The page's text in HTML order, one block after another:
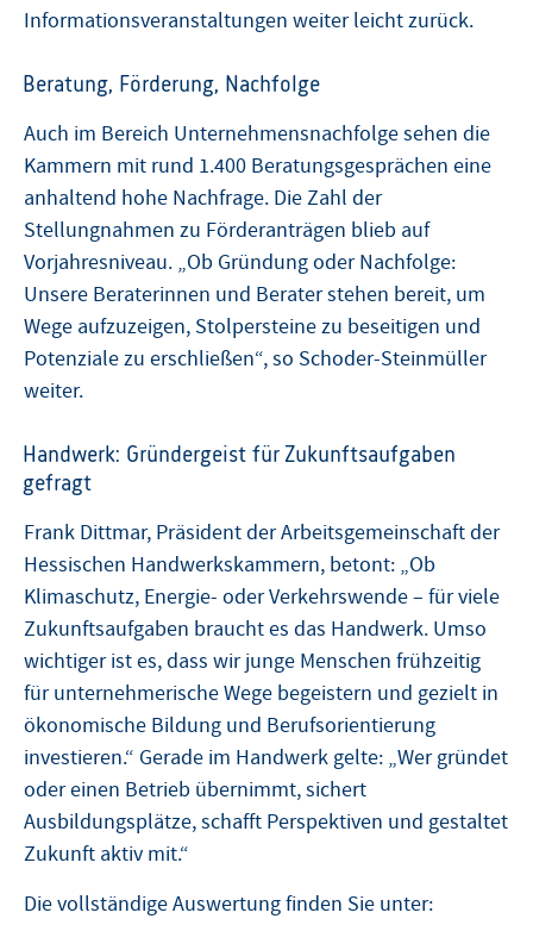
Informationsveranstaltungen weiter leicht zurück.
Beratung, Förderung, Nachfolge
Auch im Bereich Unternehmensnachfolge sehen die
Kammern mit rund 1.400 Beratungsgesprächen eine
anhaltend hohe Nachfrage. Die Zahl der
Stellungnahmen zu Förderanträgen blieb auf
Vorjahresniveau. „Ob Gründung oder Nachfolge:
Unsere Beraterinnen und Berater stehen bereit, um
Wege aufzuzeigen, Stolpersteine zu beseitigen und
Potenziale zu erschließen“, so Schoder-Steinmüller
weiter.
Handwerk: Gründergeist für Zukunftsaufgaben
gefragt
Frank Dittmar, Präsident der Arbeitsgemeinschaft der
Hessischen Handwerkskammern, betont: „Ob
Klimaschutz, Energie- oder Verkehrswende – für viele
Zukunftsaufgaben braucht es das Handwerk. Umso
wichtiger ist es, dass wir junge Menschen frühzeitig
für unternehmerische Wege begeistern und gezielt in
ökonomische Bildung und Berufsorientierung
investieren.“ Gerade im Handwerk gelte: „Wer gründet
oder einen Betrieb übernimmt, sichert
Ausbildungsplätze, schafft Perspektiven und gestaltet
Zukunft aktiv mit.“
Die vollständige Auswertung finden Sie unter: